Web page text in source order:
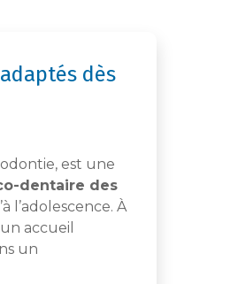
dès
est une
dentaire des
l’adolescence. À
accueil
un